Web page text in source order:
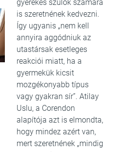
gyerekes szülők számára
is szeretnének kedvezni.
Így ugyanis „nem kell
annyira aggódniuk az
utastársak esetleges
reakciói miatt, ha a
gyermekük kicsit
mozgékonyabb típus
vagy gyakran sír”. Atilay
Uslu, a Corendon
alapítója azt is elmondta,
hogy mindez azért van,
mert szeretnének „mindig